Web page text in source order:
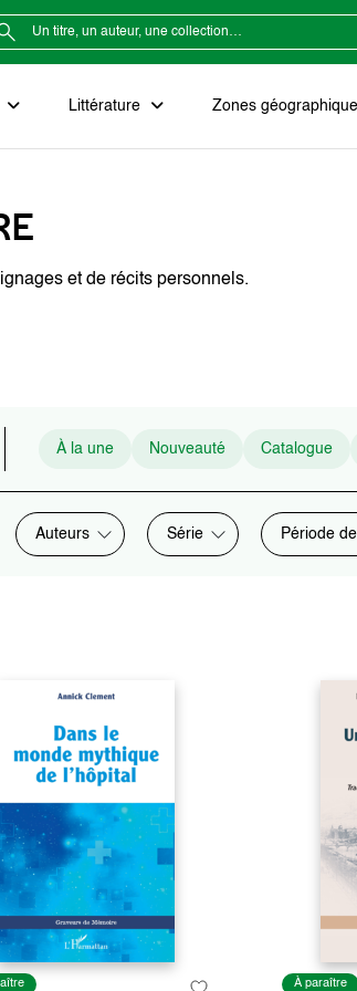
Littérature Zones
et de récits personnels.
À la une Nouveauté Catalogue
Auteurs Série Période
À paraître